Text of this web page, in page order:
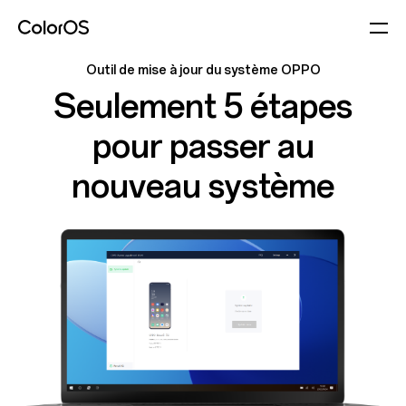
Outil de mise à jour du système OPPO
Seulement 5 étapes
pour passer au
nouveau système